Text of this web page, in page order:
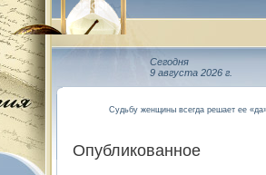
Сегодня
9 августа 2026 г.
Судьбу женщины всегда решает ее
Опубликованное